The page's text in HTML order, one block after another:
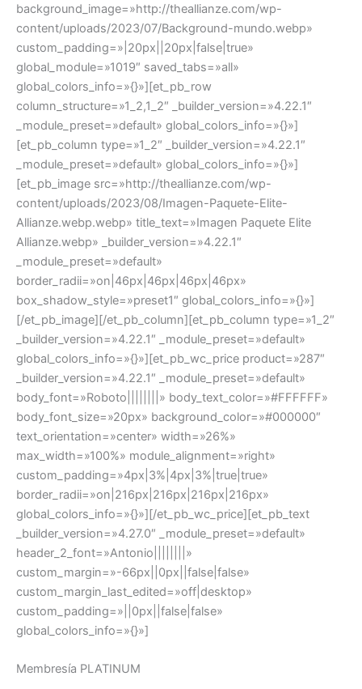
background_image=»http://theallianze.com/wp-
content/uploads/2023/07/Background-mundo.webp»
custom_padding=»|20px||20px|false|true»
global_module=»1019″ saved_tabs=»all»
global_colors_info=»{}»][et_pb_row
column_structure=»1_2,1_2″ _builder_version=»4.22.1″
_module_preset=»default» global_colors_info=»{}»]
[et_pb_column type=»1_2″ _builder_version=»4.22.1″
_module_preset=»default» global_colors_info=»{}»]
[et_pb_image src=»http://theallianze.com/wp-
content/uploads/2023/08/Imagen-Paquete-Elite-
Allianze.webp.webp» title_text=»Imagen Paquete Elite
Allianze.webp» _builder_version=»4.22.1″
_module_preset=»default»
border_radii=»on|46px|46px|46px|46px»
box_shadow_style=»preset1″ global_colors_info=»{}»]
[/et_pb_image][/et_pb_column][et_pb_column type=»1_2″
_builder_version=»4.22.1″ _module_preset=»default»
global_colors_info=»{}»][et_pb_wc_price product=»287″
_builder_version=»4.22.1″ _module_preset=»default»
body_font=»Roboto||||||||» body_text_color=»#FFFFFF»
body_font_size=»20px» background_color=»#000000″
text_orientation=»center» width=»26%»
max_width=»100%» module_alignment=»right»
custom_padding=»4px|3%|4px|3%|true|true»
border_radii=»on|216px|216px|216px|216px»
global_colors_info=»{}»][/et_pb_wc_price][et_pb_text
_builder_version=»4.27.0″ _module_preset=»default»
header_2_font=»Antonio||||||||»
custom_margin=»-66px||0px||false|false»
custom_margin_last_edited=»off|desktop»
custom_padding=»||0px||false|false»
global_colors_info=»{}»]
Membresía PLATINUM